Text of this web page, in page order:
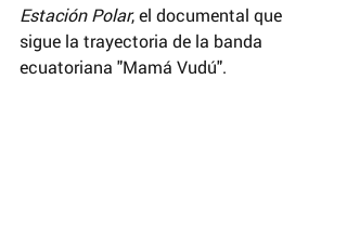
Estación Polar, el documental que
sigue la trayectoria de la banda
ecuatoriana "Mamá Vudú".